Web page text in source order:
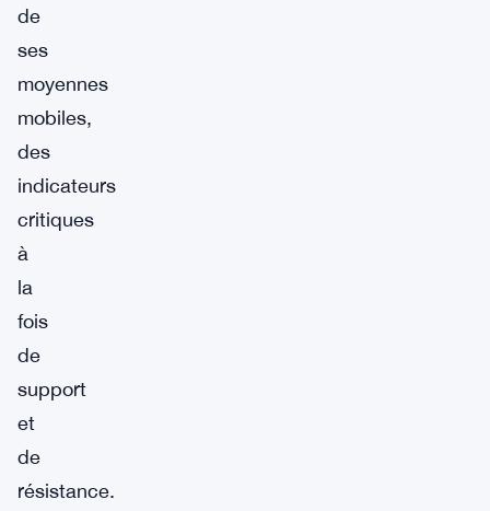
de
ses
moyennes
mobiles,
des
indicateurs
critiques
à
la
fois
de
support
et
de
résistance.